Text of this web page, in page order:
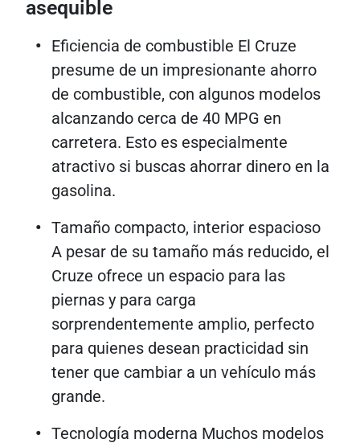
asequible
Eficiencia de combustible El Cruze
presume de un impresionante ahorro
de combustible, con algunos modelos
alcanzando cerca de 40 MPG en
carretera. Esto es especialmente
atractivo si buscas ahorrar dinero en la
gasolina.
Tamaño compacto, interior espacioso
A pesar de su tamaño más reducido, el
Cruze ofrece un espacio para las
piernas y para carga
sorprendentemente amplio, perfecto
para quienes desean practicidad sin
tener que cambiar a un vehículo más
grande.
Tecnología moderna Muchos modelos